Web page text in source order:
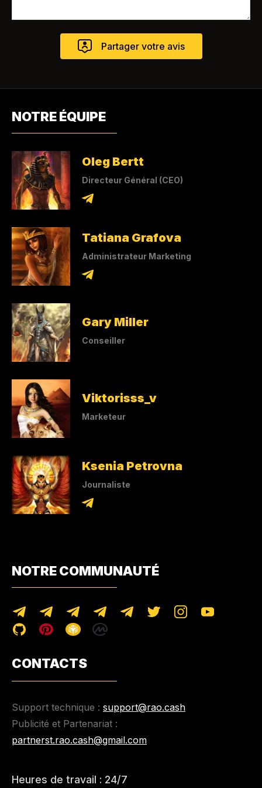
NOTRE ÉQUIPE
Oleg Bertt
Directeur Général (CEO)
Tatiana Grafova
Administrateur Marketing
Gary Miller
Conseiller
Viktorisss_v
Marketeur
Ksenia Petrovna
Journaliste
NOTRE COMMUNAUTÉ
CONTACTS
Support technique : support@rao.cash
Publicité et Partenariat :
partnerst.rao.cash@gmail.com
Heures de travail : 24/7